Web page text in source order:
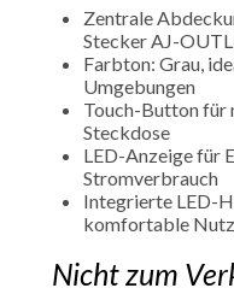
Zentrale
Stecker AJ-
Farbton: Grau,
Umgebungen
Touch-Button für
Steckdose
LED-Anzeige für
Stromverbrauch
Integrierte LED-
komfortable
Nicht zum